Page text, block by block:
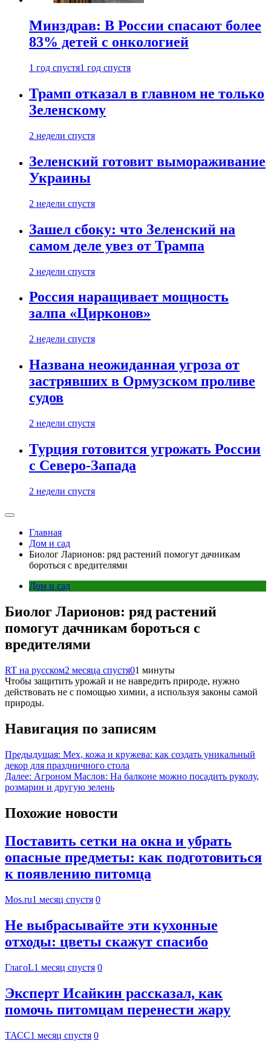
Минздрав: В России спасают более
83% детей с онкологией
1 год спустя1 год спустя
Трамп отказал в главном не только
Зеленскому
2 недели спустя
Зеленский готовит вымораживание
Украины
2 недели спустя
Зашел сбоку: что Зеленский на
самом деле увез от Трампа
2 недели спустя
Россия наращивает мощность
залпа «Цирконов»
2 недели спустя
Названа неожиданная угроза от
застрявших в Ормузском проливе
судов
2 недели спустя
Турция готовится угрожать России
с Северо-Запада
2 недели спустя
Главная
Дом и сад
Биолог Ларионов: ряд растений помогут дачникам
бороться с вредителями
Дом и сад
Биолог Ларионов: ряд растений
помогут дачникам бороться с
вредителями
RT на русском2 месяца спустя01 минуты
Чтобы защитить урожай и не навредить природе, нужно
действовать не с помощью химии, а используя законы самой
природы.
Навигация по записям
Предыдущая: Мех, кожа и кружева: как создать уникальный
декор для праздничного стола
Далее: Агроном Маслов: На балконе можно посадить руколу,
розмарин и другую зелень
Похожие новости
Поставить сетки на окна и убрать
опасные предметы: как подготовиться
к появлению питомца
Mos.ru1 месяц спустя 0
Не выбрасывайте эти кухонные
отходы: цветы скажут спасибо
ГлагоL1 месяц спустя 0
Эксперт Исайкин рассказал, как
помочь питомцам перенести жару
ТАСС1 месяц спустя 0